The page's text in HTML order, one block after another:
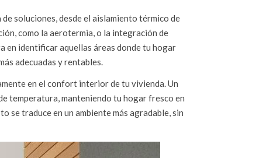
soluciones, desde el aislamiento térmico de
como la aerotermia, o la integración de
en identificar aquellas áreas donde tu hogar
adecuadas y rentables.
en el confort interior de tu vivienda. Un
temperatura, manteniendo tu hogar fresco en
se traduce en un ambiente más agradable, sin